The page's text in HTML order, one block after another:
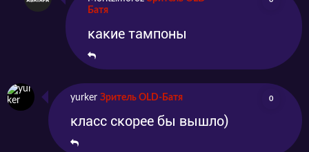
Батя
какие тампоны
yurker Зритель OLD-Батя 0
класс скорее бы вышло)